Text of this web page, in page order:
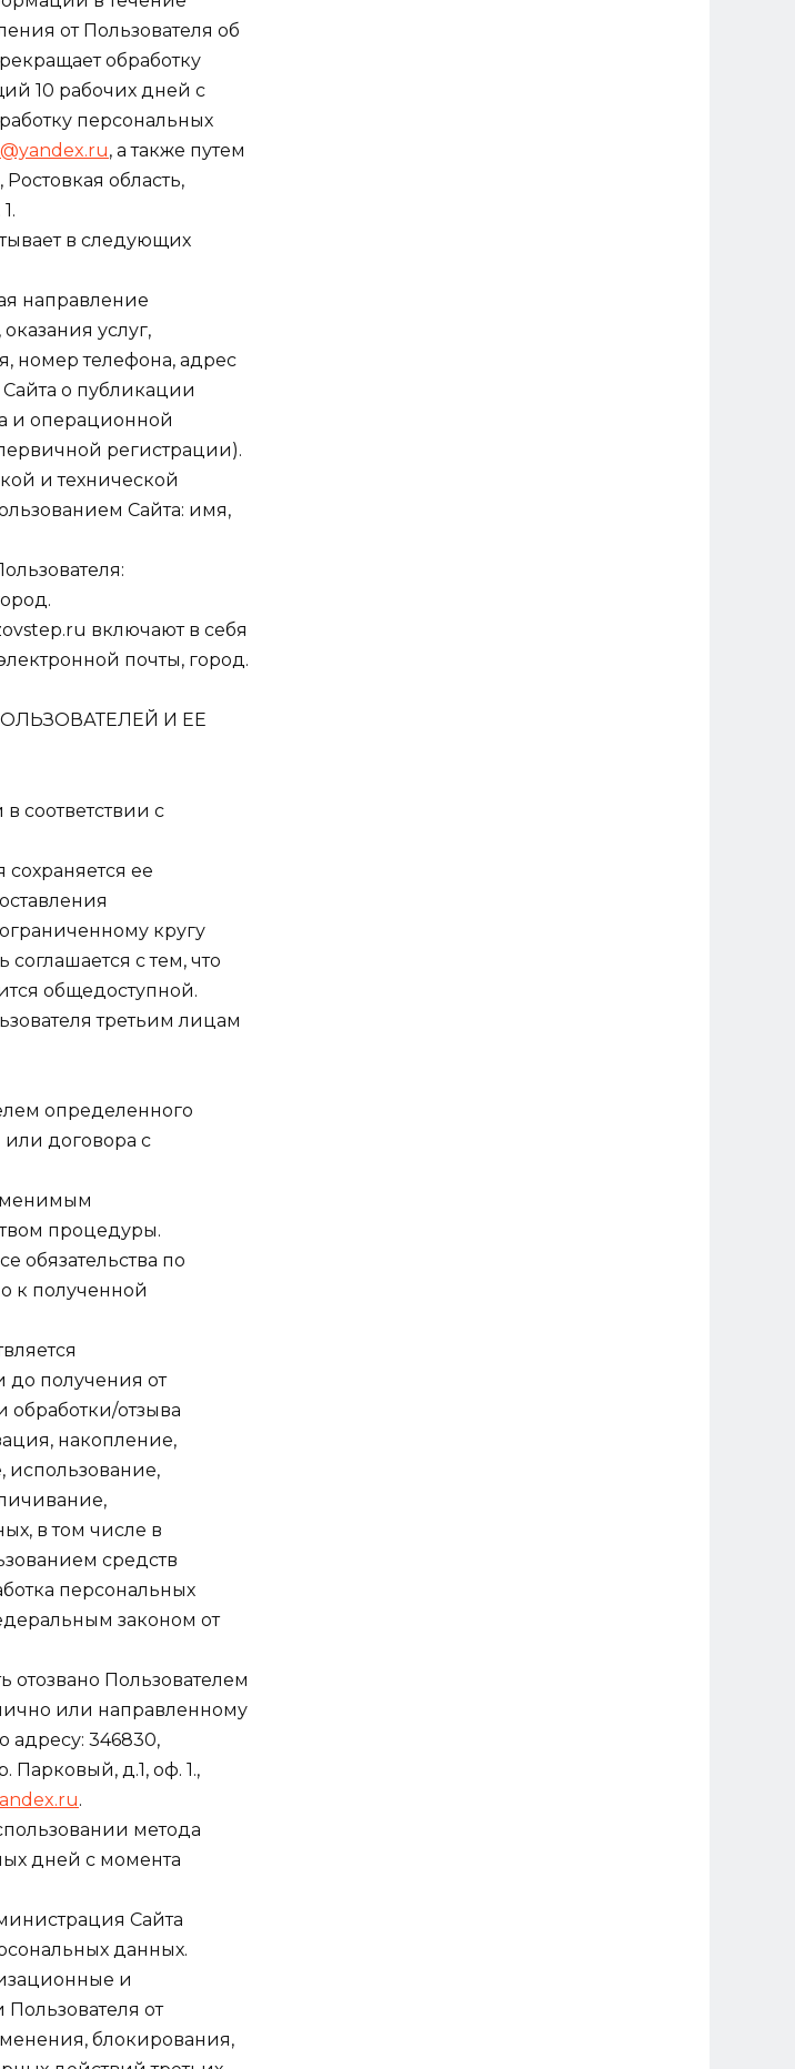
от Пользователя об
обработку
10 рабочих дней с
персональных
, а также путем
область,
в следующих
направление
услуг,
номер телефона, адрес
о публикации
и операционной
регистрации).
и технической
Сайта: имя,
включают в себя
почты, город.
И ЕЕ
соответствии с
ее
кругу
с тем, что
общедоступной.
третьим лицам
определенного
договора с
процедуры.
обязательства по
к полученной
до получения от
отзыва
накопление,
использование,
в том числе в
средств
персональных
законом от
отозвано Пользователем
или направленному
адресу: 346830,
Парковый, д.1, оф. 1.,
.
метода
дней с момента
Сайта
данных.
и
от
блокирования,